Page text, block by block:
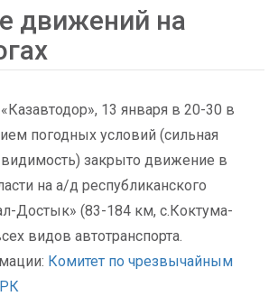
движений на
13 января в 20-30 в
погодных условий (сильная
видимость) закрыто движение в
на а/д республиканского
Достык» (83-184 км, с.Коктума-
видов автотранспорта.
Комитет по чрезвычайным